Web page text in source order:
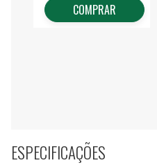
COMPRAR
ESPECIFICAÇÕES